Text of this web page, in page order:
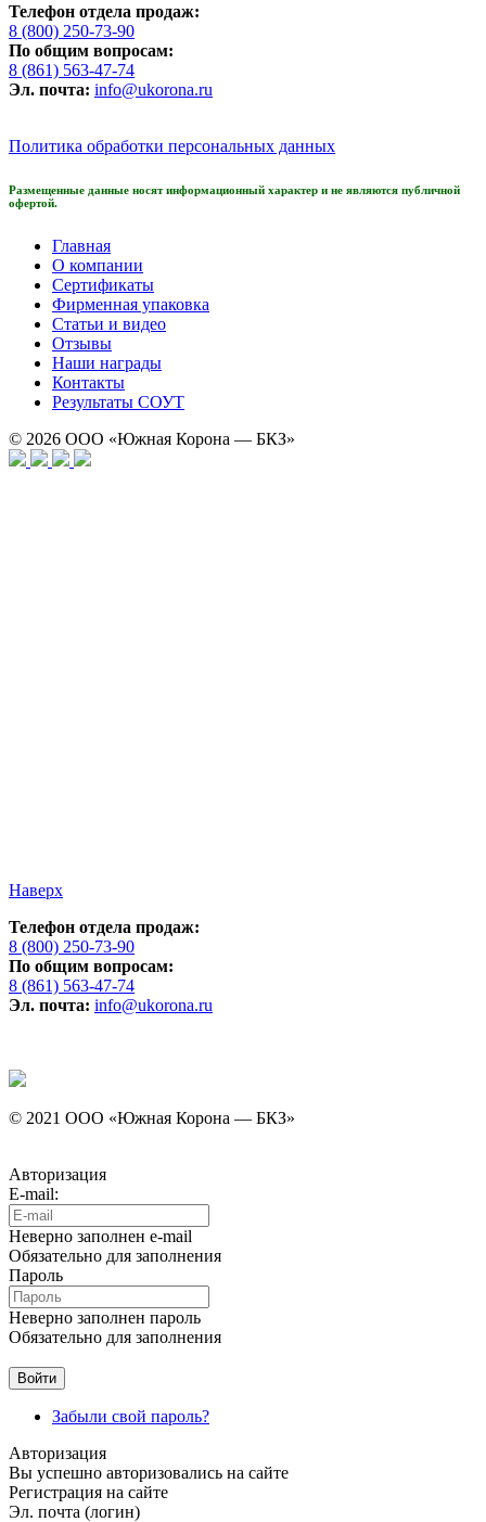
Телефон отдела продаж:
8 (800) 250-73-90
По общим вопросам:
8 (861) 563-47-74
Эл. почта: info@ukorona.ru
Политика обработки персональных данных
Размещенные данные носят информационный характер и не являются публичной
офертой.
Главная
О компании
Сертификаты
Фирменная упаковка
Статьи и видео
Отзывы
Наши награды
Контакты
Результаты СОУТ
© 2026 ООО «Южная Корона — БКЗ»
Наверх
Телефон отдела продаж:
8 (800) 250-73-90
По общим вопросам:
8 (861) 563-47-74
Эл. почта: info@ukorona.ru
© 2021 ООО «Южная Корона — БКЗ»
Авторизация
E-mail:
Неверно заполнен e-mail
Обязательно для заполнения
Пароль
Неверно заполнен пароль
Обязательно для заполнения
Забыли свой пароль?
Авторизация
Вы успешно авторизовались на сайте
Регистрация на сайте
Эл. почта (логин)